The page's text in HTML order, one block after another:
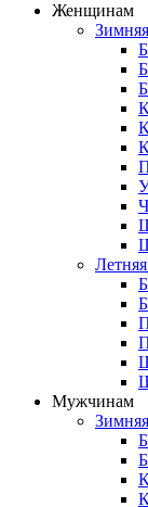
Женщинам
Мужчинам